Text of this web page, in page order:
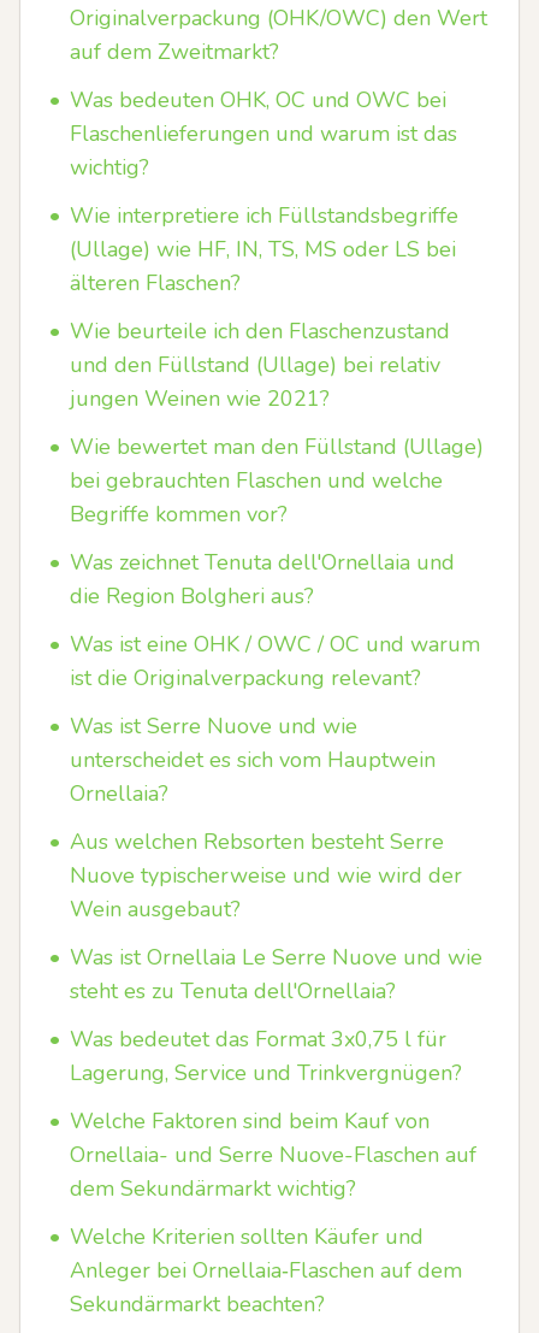
Originalverpackung (OHK/OWC) den Wert
auf dem Zweitmarkt?
• Was bedeuten OHK, OC und OWC bei
Flaschenlieferungen und warum ist das
wichtig?
• Wie interpretiere ich Füllstandsbegriffe
(Ullage) wie HF, IN, TS, MS oder LS bei
älteren Flaschen?
• Wie beurteile ich den Flaschenzustand
und den Füllstand (Ullage) bei relativ
jungen Weinen wie 2021?
• Wie bewertet man den Füllstand (Ullage)
bei gebrauchten Flaschen und welche
Begriffe kommen vor?
• Was zeichnet Tenuta dell'Ornellaia und
die Region Bolgheri aus?
• Was ist eine OHK / OWC / OC und warum
ist die Originalverpackung relevant?
• Was ist Serre Nuove und wie
unterscheidet es sich vom Hauptwein
Ornellaia?
• Aus welchen Rebsorten besteht Serre
Nuove typischerweise und wie wird der
Wein ausgebaut?
• Was ist Ornellaia Le Serre Nuove und wie
steht es zu Tenuta dell'Ornellaia?
• Was bedeutet das Format 3x0,75 l für
Lagerung, Service und Trinkvergnügen?
• Welche Faktoren sind beim Kauf von
Ornellaia- und Serre Nuove-Flaschen auf
dem Sekundärmarkt wichtig?
• Welche Kriterien sollten Käufer und
Anleger bei Ornellaia‑Flaschen auf dem
Sekundärmarkt beachten?